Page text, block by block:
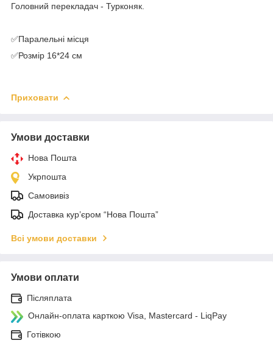
Головний перекладач - Турконяк.
✅Паралельні місця
✅Розмір 16*24 см
Приховати
Умови доставки
Нова Пошта
Укрпошта
Самовивіз
Доставка кур’єром “Нова Пошта”
Всі умови доставки
Умови оплати
Післяплата
Онлайн-оплата карткою Visa, Mastercard - LiqPay
Готівкою